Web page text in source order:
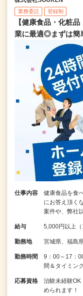
業務委託 登録制
【健康食品・化粧
業に最適◎まずは簡
仕事内容
健康食品を食
にお答え頂く
案件や、弊社
給与 5,000円以上
勤務地 宮城県、福島
勤務時間
9：00～17：
間＆タイミン
応募資格
治験未経験
められます！